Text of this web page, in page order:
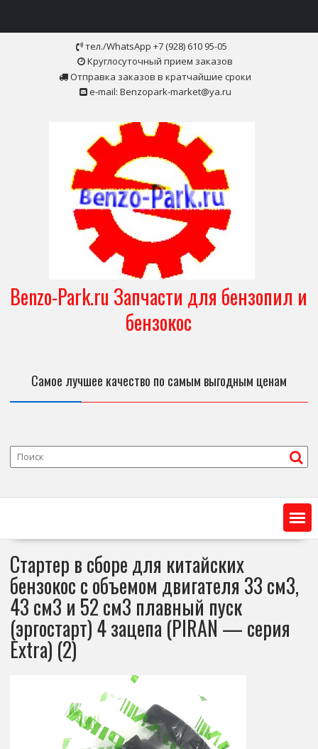
тел./WhatsApp +7 (928) 610 95-05
Круглосуточный прием заказов
Отправка заказов в кратчайшие сроки
e-mail: Benzopark-market@ya.ru
Benzo-Park.ru Запчасти для бензопил и
бензокос
Самое лучшее качество по самым выгодным ценам
Стартер в сборе для китайских
бензокос с объемом двигателя 33 см3,
43 см3 и 52 см3 плавный пуск
(эргостарт) 4 зацепа (PIRAN — серия
Extra) (2)